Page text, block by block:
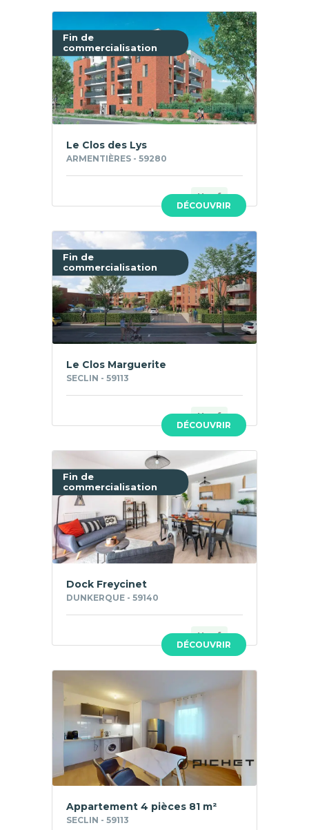
Fin de
commercialisation
DÉCOUVRIR
Le Clos des Lys
ARMENTIÈRES - 59280
Neuf
Fin de
commercialisation
DÉCOUVRIR
Le Clos Marguerite
SECLIN - 59113
Neuf
Fin de
commercialisation
DÉCOUVRIR
Dock Freycinet
DUNKERQUE - 59140
Neuf
Appartement 4 pièces 81 m²
SECLIN - 59113